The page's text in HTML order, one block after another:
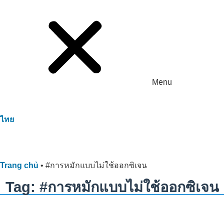
Menu
ไทย
Trang chủ • #การหมักแบบไม่ใช้ออกซิเจน
Tag: #การหมักแบบไม่ใช้ออกซิเจน